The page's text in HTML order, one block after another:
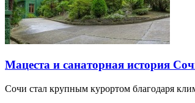
Мацеста и санаторная история
Сочи стал крупным курортом благодаря